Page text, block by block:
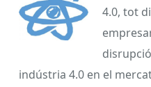
4.0, tot
indústria 4.0 en el